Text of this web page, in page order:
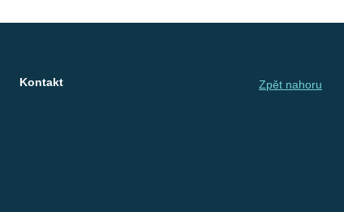
Kontakt Zpět nahoru